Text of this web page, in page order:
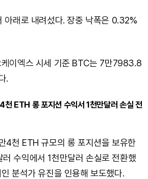
래로 내려섰다. 장중 낙폭은 0.32%
이엑스 시세 기준 BTC는 7만7983.8
.
천 ETH 롱 포지션 수익서 1천만달러 손실 전
4천 ETH 규모의 롱 포지션을 보유한
수익에서 1천만달러 손실로 전환했
분석가 유진을 인용해 보도했다.